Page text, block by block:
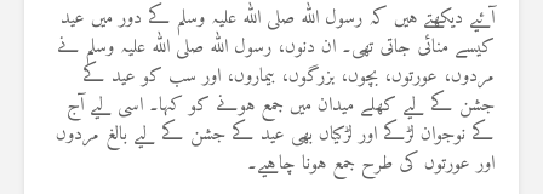
آئیے دیکھتے ہیں کہ رسول اللہ صلی اللہ علیہ وسلم کے دور میں عید
کیسے منائی جاتی تھی۔ ان دنوں، رسول اللہ صلی اللہ علیہ وسلم نے
مردوں، عورتوں، بچوں، بزرگوں، بیماروں، اور سب کو عید کے
جشن کے لیے کھلے میدان میں جمع ہونے کو کہا۔ اسی لیے آج
کے نوجوان لڑکے اور لڑکیاں بھی عید کے جشن کے لیے بالغ مردوں
اور عورتوں کی طرح جمع ہونا چاہیے۔